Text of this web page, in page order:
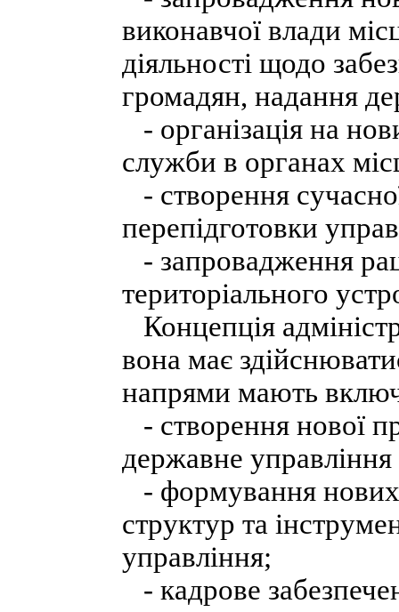
виконавчої влади
діяльності щодо
громадян, надання
- організація на
служби в органах
- створення
перепідготовки
- запровадження
територіального
Концепція
вона має
напрями мають
- створення нової
державне управління
- формування нових
структур та
управління;
- кадрове